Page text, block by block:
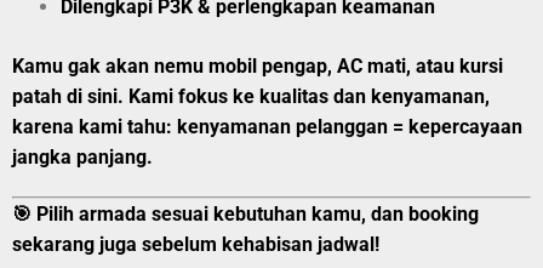
Dilengkapi P3K & perlengkapan keamanan
Kamu gak akan nemu mobil pengap, AC mati, atau kursi
patah di sini. Kami fokus ke kualitas dan kenyamanan,
karena kami tahu: kenyamanan pelanggan = kepercayaan
jangka panjang.
🎯 Pilih armada sesuai kebutuhan kamu, dan booking
sekarang juga sebelum kehabisan jadwal!